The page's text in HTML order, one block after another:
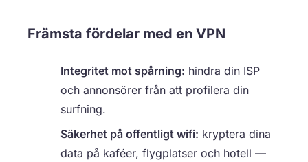
Främsta fördelar med en VPN
Integritet mot spårning: hindra din ISP
och annonsörer från att profilera din
surfning.
Säkerhet på offentligt wifi: kryptera dina
data på kaféer, flygplatser och hotell —